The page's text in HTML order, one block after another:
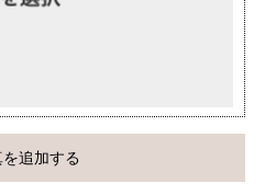
追加する